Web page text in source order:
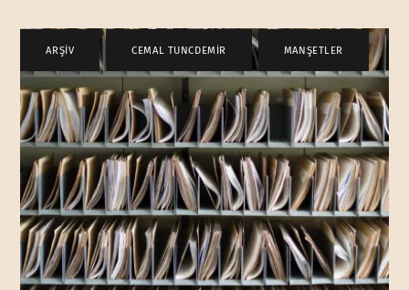
ARŞİV CEMAL TUNCDEMİR , MANŞETLER